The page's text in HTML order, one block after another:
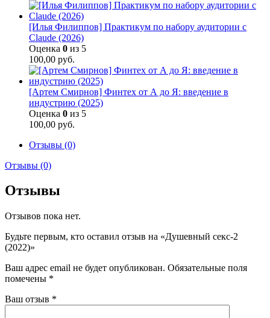
[Илья Филиппов] Практикум по набору аудитории с
Claude (2026)
Оценка 0 из 5
100,00 руб.
[Артем Смирнов] Финтех от А до Я: введение в
индустрию (2025)
Оценка 0 из 5
100,00 руб.
Отзывы (0)
Отзывы (0)
Отзывы
Отзывов пока нет.
Будьте первым, кто оставил отзыв на «Душевный секс-2
(2022)»
Ваш адрес email не будет опубликован. Обязательные поля
помечены *
Ваш отзыв *